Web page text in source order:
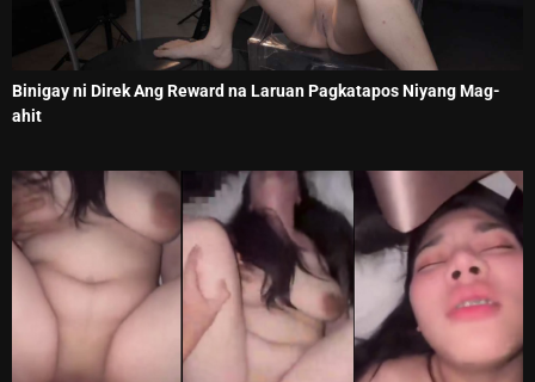
Binigay ni Direk Ang Reward na Laruan Pagkatapos Niyang Mag-
ahit